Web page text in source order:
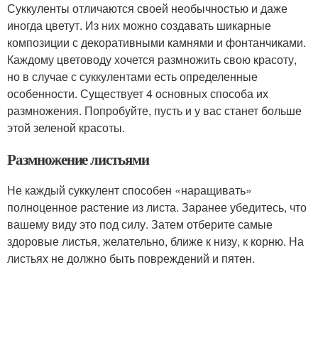
Суккуленты отличаются своей необычностью и даже
иногда цветут. Из них можно создавать шикарные
композиции с декоративными камнями и фонтанчиками.
Каждому цветоводу хочется размножить свою красоту,
но в случае с суккулентами есть определенные
особенности. Существует 4 основных способа их
размножения. Попробуйте, пусть и у вас станет больше
этой зеленой красоты.
Размножение листьями
Не каждый суккулент способен «наращивать»
полноценное растение из листа. Заранее убедитесь, что
вашему виду это под силу. Затем отберите самые
здоровые листья, желательно, ближе к низу, к корню. На
листьях не должно быть повреждений и пятен.